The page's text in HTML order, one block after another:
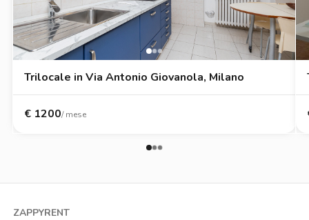
Trilocale in Via Antonio Giovanola, Milano
€ 1200/ mese
ZAPPYRENT